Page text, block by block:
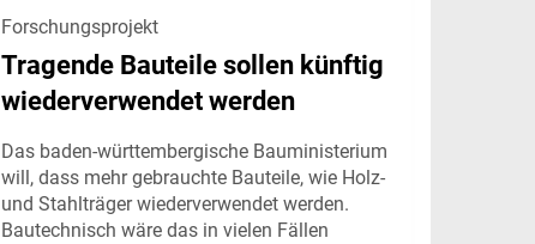
Forschungsprojekt
Tragende Bauteile sollen künftig
wiederverwendet werden
Das baden-württembergische Bauministerium
will, dass mehr gebrauchte Bauteile, wie Holz-
und Stahlträger wiederverwendet werden.
Bautechnisch wäre das in vielen Fällen